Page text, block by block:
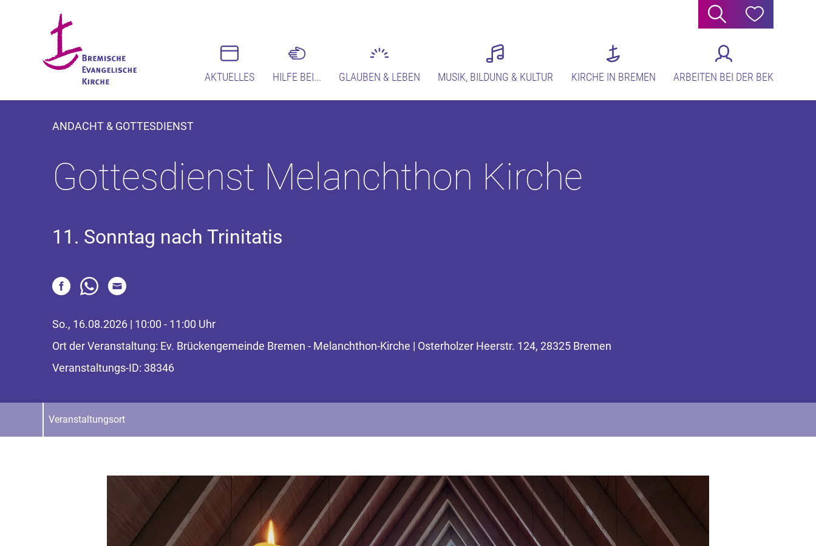
Suche Hilfe
AKTUELLES HILFE BEI... GLAUBEN & LEBEN MUSIK, BILDUNG & KULTUR KIRCHE IN BREMEN ARBEITEN BEI DER BEK
ANDACHT & GOTTESDIENST
Gottesdienst Melanchthon Kirche
11. Sonntag nach Trinitatis
So., 16.08.2026 | 10:00 - 11:00 Uhr
Ort der Veranstaltung: Ev. Brückengemeinde Bremen - Melanchthon-Kirche | Osterholzer Heerstr. 124, 28325 Bremen
Veranstaltungs-ID: 38346
Veranstaltungsort